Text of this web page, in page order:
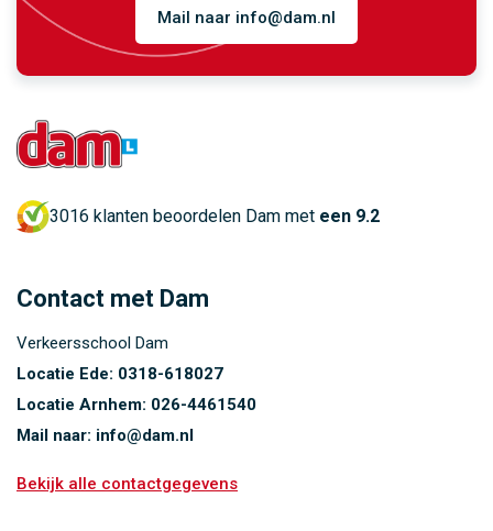
Mail naar info@dam.nl
3016 klanten beoordelen Dam met een 9.2
Contact met Dam
Verkeersschool Dam
Locatie Ede: 0318-618027
Locatie Arnhem: 026-4461540
Mail naar: info@dam.nl
Bekijk alle contactgegevens